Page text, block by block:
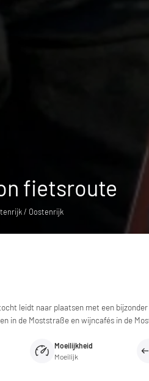
fietsroute
/ Oostenrijk
leidt naar plaatsen met een
in de Moststraße en wijncafés in de
Moeilijkheid
Moeilijk